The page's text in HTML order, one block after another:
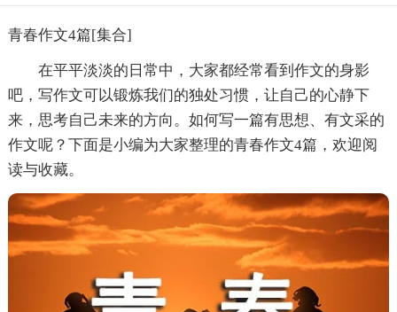
青春作文4篇[集合]
在平平淡淡的日常中，大家都经常看到作文的身影
吧，写作文可以锻炼我们的独处习惯，让自己的心静下
来，思考自己未来的方向。如何写一篇有思想、有文采的
作文呢？下面是小编为大家整理的青春作文4篇，欢迎阅
读与收藏。